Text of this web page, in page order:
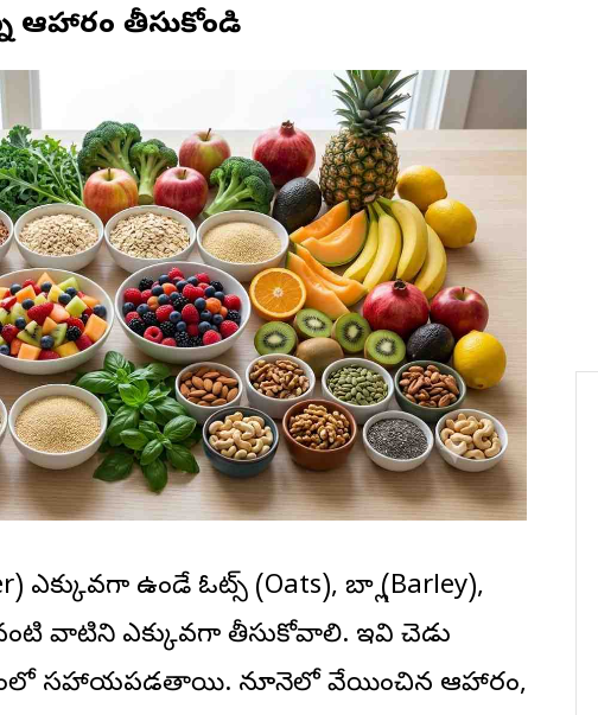
ఆహారం తీసుకోండి
ఉండే ఓట్స్ (Oats), బార్లీ (Barley),
వంటి వాటిని ఎక్కువగా తీసుకోవాలి. ఇవి చెడు
సహాయపడతాయి. నూనెలో వేయించిన ఆహారం,